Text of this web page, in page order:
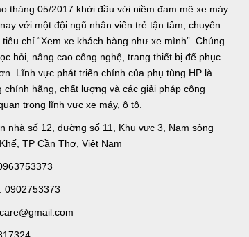
tháng 05/2017 khởi đầu với niềm đam mê xe máy.
với một đội ngũ nhân viên trẻ tận tâm, chuyên
chí “Xem xe khách hàng như xe mình”. Chúng
hỏi, nâng cao công nghệ, trang thiết bị để phục
Lĩnh vực phát triển chính của phụ tùng HP là
chính hãng, chất lượng và các giải pháp công
trong lĩnh vực xe máy, ô tô.
nhà số 12, đường số 11, Khu vực 3, Nam sông
TP Cần Thơ, Việt Nam
0902753373